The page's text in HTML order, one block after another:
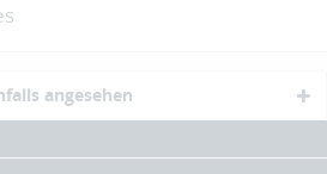
angesehen